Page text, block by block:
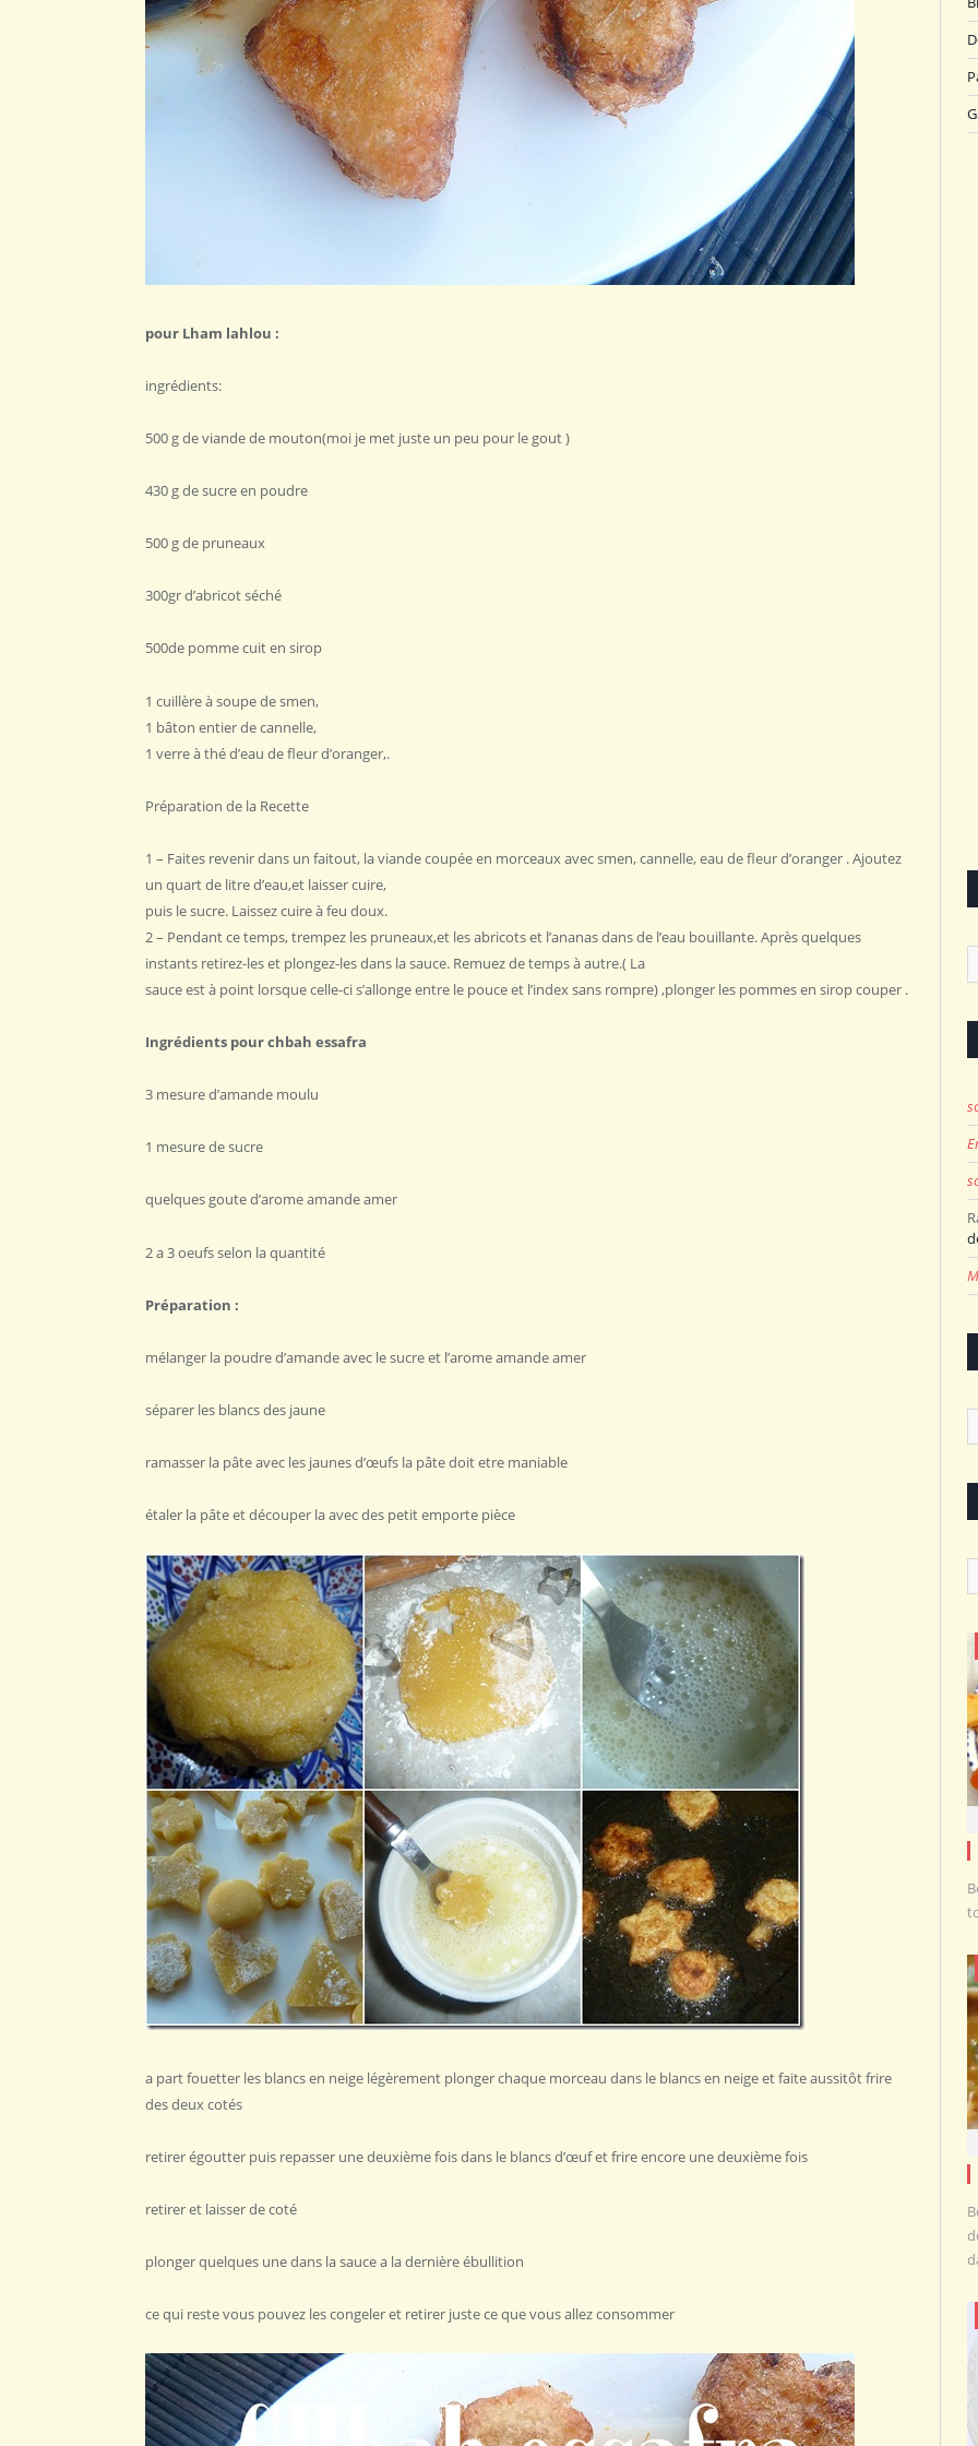
pour Lham lahlou :
ingrédients:
500 g de viande de mouton(moi je met juste un peu pour le gout )
430 g de sucre en poudre
500 g de pruneaux
300gr d’abricot séché
500de pomme cuit en sirop
1 cuillère à soupe de smen,
1 bâton entier de cannelle,
1 verre à thé d’eau de fleur d’oranger,.
Préparation de la Recette
1 – Faites revenir dans un faitout, la viande coupée en morceaux avec smen, cannelle, eau de fleur d’oranger . Ajoutez
un quart de litre d’eau,et laisser cuire,
puis le sucre. Laissez cuire à feu doux.
2 – Pendant ce temps, trempez les pruneaux,et les abricots et l’ananas dans de l’eau bouillante. Après quelques
instants retirez-les et plongez-les dans la sauce. Remuez de temps à autre.( La
sauce est à point lorsque celle-ci s’allonge entre le pouce et l’index sans rompre) ,plonger les pommes en sirop couper .
Ingrédients pour chbah essafra
3 mesure d’amande moulu
1 mesure de sucre
quelques goute d’arome amande amer
2 a 3 oeufs selon la quantité
Préparation :
mélanger la poudre d’amande avec le sucre et l’arome amande amer
séparer les blancs des jaune
ramasser la pâte avec les jaunes d’œufs la pâte doit etre maniable
étaler la pâte et découper la avec des petit emporte pièce
a part fouetter les blancs en neige légèrement plonger chaque morceau dans le blancs en neige et faite aussitôt frire
des deux cotés
retirer égoutter puis repasser une deuxième fois dans le blancs d’œuf et frire encore une deuxième fois
retirer et laisser de coté
plonger quelques une dans la sauce a la dernière ébullition
ce qui reste vous pouvez les congeler et retirer juste ce que vous allez consommer